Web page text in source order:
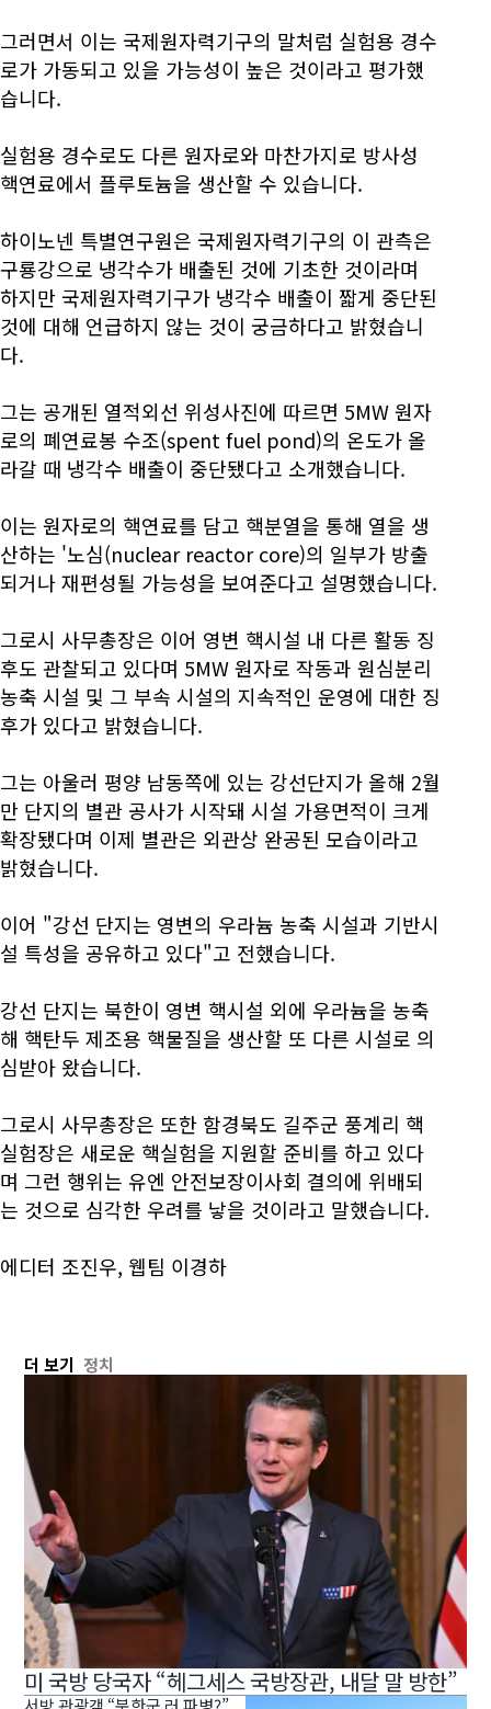
그러면서 이는 국제원자력기구의 말처럼 실험용 경수
로가 가동되고 있을 가능성이 높은 것이라고 평가했
습니다.
실험용 경수로도 다른 원자로와 마찬가지로 방사성
핵연료에서 플루토늄을 생산할 수 있습니다.
하이노넨 특별연구원은 국제원자력기구의 이 관측은
구룡강으로 냉각수가 배출된 것에 기초한 것이라며
하지만 국제원자력기구가 냉각수 배출이 짧게 중단된
것에 대해 언급하지 않는 것이 궁금하다고 밝혔습니
다.
그는 공개된 열적외선 위성사진에 따르면 5MW 원자
로의 폐연료봉 수조(spent fuel pond)의 온도가 올
라갈 때 냉각수 배출이 중단됐다고 소개했습니다.
이는 원자로의 핵연료를 담고 핵분열을 통해 열을 생
산하는 '노심(nuclear reactor core)의 일부가 방출
되거나 재편성될 가능성을 보여준다고 설명했습니다.
그로시 사무총장은 이어 영변 핵시설 내 다른 활동 징
후도 관찰되고 있다며 5MW 원자로 작동과 원심분리
농축 시설 및 그 부속 시설의 지속적인 운영에 대한 징
후가 있다고 밝혔습니다.
그는 아울러 평양 남동쪽에 있는 강선단지가 올해 2월
만 단지의 별관 공사가 시작돼 시설 가용면적이 크게
확장됐다며 이제 별관은 외관상 완공된 모습이라고
밝혔습니다.
이어 "강선 단지는 영변의 우라늄 농축 시설과 기반시
설 특성을 공유하고 있다"고 전했습니다.
강선 단지는 북한이 영변 핵시설 외에 우라늄을 농축
해 핵탄두 제조용 핵물질을 생산할 또 다른 시설로 의
심받아 왔습니다.
그로시 사무총장은 또한 함경북도 길주군 풍계리 핵
실험장은 새로운 핵실험을 지원할 준비를 하고 있다
며 그런 행위는 유엔 안전보장이사회 결의에 위배되
는 것으로 심각한 우려를 낳을 것이라고 말했습니다.
에디터 조진우, 웹팀 이경하
더 보기 정치
미 국방 당국자 “헤그세스 국방장관, 내달 말 방한”